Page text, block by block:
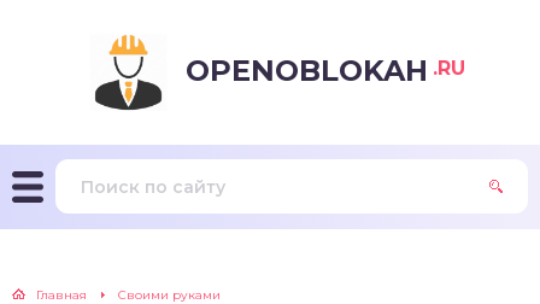
OPENOBLOKAH .RU
Главная Своими руками